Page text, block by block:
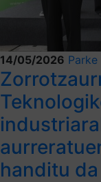
14/05/2026
handitu da